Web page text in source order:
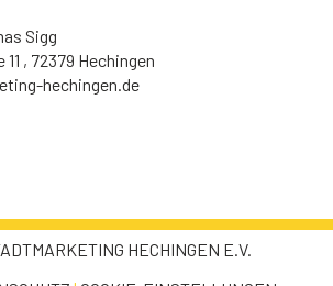
Sigg
, 72379 Hechingen
hechingen.de
HECHINGEN E.V.